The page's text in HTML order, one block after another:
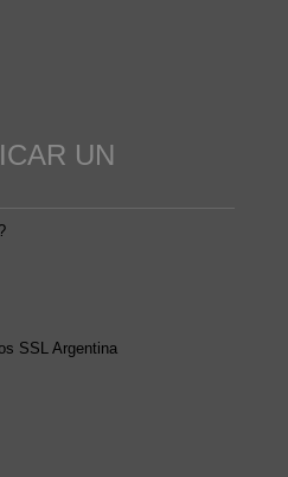
UN
SSL Argentina